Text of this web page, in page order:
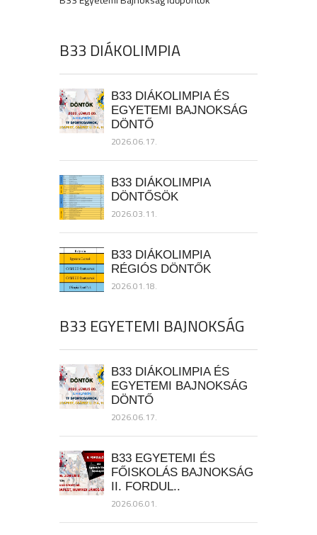
B33 DIÁKOLIMPIA
B33 DIÁKOLIMPIA ÉS
EGYETEMI BAJNOKSÁG
DÖNTŐ
2026.06.17.
B33 DIÁKOLIMPIA
DÖNTŐSÖK
2026.03.11.
B33 DIÁKOLIMPIA
RÉGIÓS DÖNTŐK
2026.01.18.
B33 EGYETEMI BAJNOKSÁG
B33 DIÁKOLIMPIA ÉS
EGYETEMI BAJNOKSÁG
DÖNTŐ
2026.06.17.
B33 EGYETEMI ÉS
FŐISKOLÁS BAJNOKSÁG
II. FORDUL..
2026.06.01.